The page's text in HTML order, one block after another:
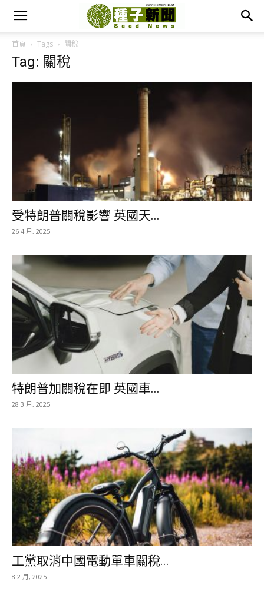
首頁 Tags 關稅
Tag: 關稅
受特朗普關稅影響 英國天...
26 4 月, 2025
特朗普加關稅在即 英國車...
28 3 月, 2025
工黨取消中國電動單車關稅...
8 2 月, 2025